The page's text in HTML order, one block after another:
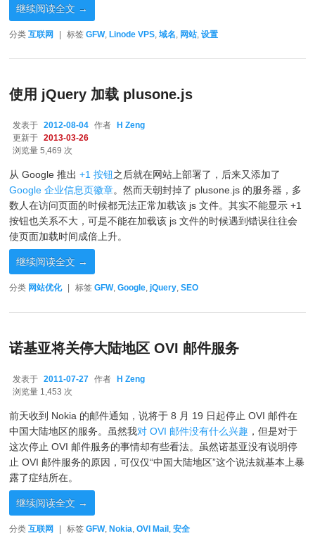
继续阅读全文 →
分类 互联网 | 标签 GFW,Linode VPS ,域名 网站 ,设置
使用 jQuery 加载 plusone.js
发表于 2012-08-04 作者
H Zeng
更新于
2013-03-26
浏览量 5,469 次
从 Google 推出+1 按钮之后就在网站上部署了，后来又添加了
Google 企业信息页徽章。然而天朝封掉了 plusone.js 的服务器，多
数人在访问页面的时候都无法正常加载该 js 文件。其实不能显示 +1
按钮也关系不大，可是不能在加载该 js 文件的时候遇到错误往往会
使页面加载时间成倍上升。
继续阅读全文 →
分类 网站优化 标签 GFW,Google,jQuery,SEO
诺基亚将关停大陆地区 OVI 邮件服务
发表于 2011-07-27 作者 H Zeng
浏览量 1,453 次
前天收到 Nokia 的邮件通知，说将于 8 月 19 日起停止 OVI 邮件在
中国大陆地区的服务。虽然我对 OVI 邮件没有什么兴趣 ，但是对于
这次停止 OVI 邮件服务的事情却有些看法。虽然诺基亚没有说明停
止 OVI 邮件服务的原因，可仅仅“中国大陆地区”这个说法就基本上暴
露了症结所在。
继续阅读全文 →
分类 互联网 | 标签 GFW,Nokia ,OVI Mail ,安全